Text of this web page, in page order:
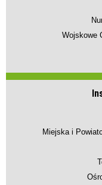
Wojskowe
Miejska i